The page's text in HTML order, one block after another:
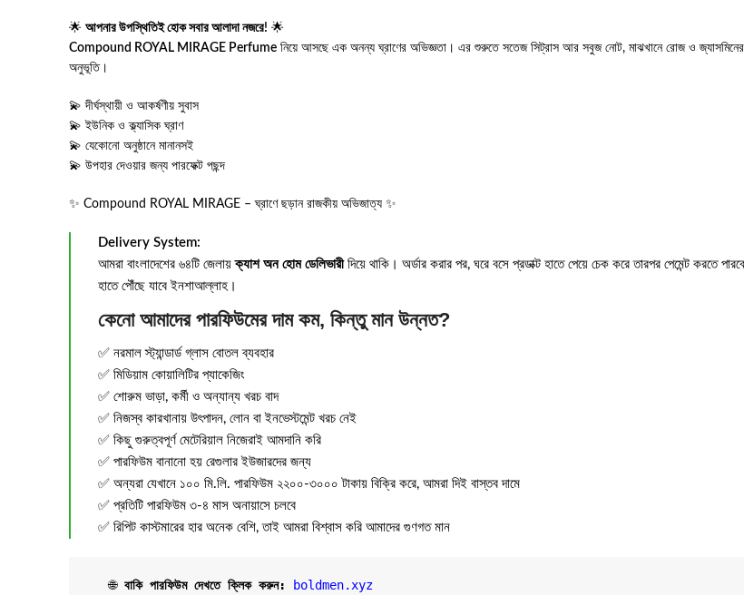
🌟 আপনার উপস্থিতিই হোক সবার আলাদা নজরে! 🌟
Compound ROYAL MIRAGE Perfume নিয়ে আসছে এক অনন্য ঘ্রাণের অভিজ্ঞতা। এর শুরুতে সতেজ সিট্রাস আর সবুজ নোট, মাঝখানে রোজ ও
অনুভূতি।
💫 দীর্ঘস্থায়ী ও আকর্ষণীয় সুবাস
💫 ইউনিক ও ক্ল্যাসিক ঘ্রাণ
💫 যেকোনো অনুষ্ঠানে মানানসই
💫 উপহার দেওয়ার জন্য পারফেক্ট পছন্দ
✨ Compound ROYAL MIRAGE – ঘ্রাণে ছড়ান রাজকীয় অভিজাত্য ✨
Delivery System:
আমরা বাংলাদেশের ৬৪টি জেলায়ক্যাশ অন হোম ডেলিভারীদিয়ে থাকি। অর্ডার করার পর, ঘরে বসে প্রডাক্ট হাতে পেয়ে চেক করে তারপর পেমেন্ট করতে
হাতে পৌঁছে যাবে ইনশাআল্লাহ।
কেনো আমাদের পারফিউমের দাম কম, কিন্তু মান উন্নত?
✅ নরমাল স্ট্যান্ডার্ড গ্লাস বোতল ব্যবহার
✅ মিডিয়াম কোয়ালিটির প্যাকেজিং
✅ শোরুম ভাড়া, কর্মী ও অন্যান্য খরচ বাদ
✅ নিজস্ব কারখানায় উৎপাদন, লোন বা ইনভেস্টমেন্ট খরচ নেই
✅ কিছু গুরুত্বপূর্ণ মেটেরিয়াল নিজেরাই আমদানি করি
✅ পারফিউম বানানো হয় রেগুলার ইউজারদের জন্য
✅ অন্যরা যেখানে ১০০ মি.লি. পারফিউম ২২০০-৩০০০ টাকায় বিক্রি করে, আমরা দিই বাস্তব দামে
✅ প্রতিটি পারফিউম ৩-৪ মাস অনায়াসে চলবে
✅ রিপিট কাস্টমারের হার অনেক বেশি, তাই আমরা বিশ্বাস করি আমাদের গুণগত মান
   🌐
বাকি পারফিউম দেখতে ক্লিক করুন: boldmen.xyz